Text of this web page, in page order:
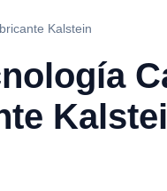
Kalstein